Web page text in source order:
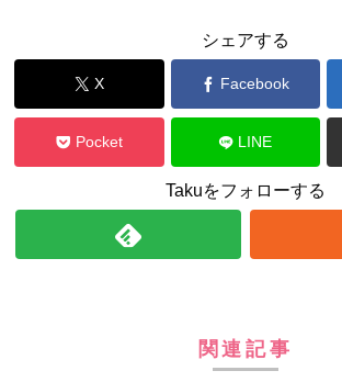
シェアする
X Facebook
Pocket LINE
Takuをフォローする
関連記事